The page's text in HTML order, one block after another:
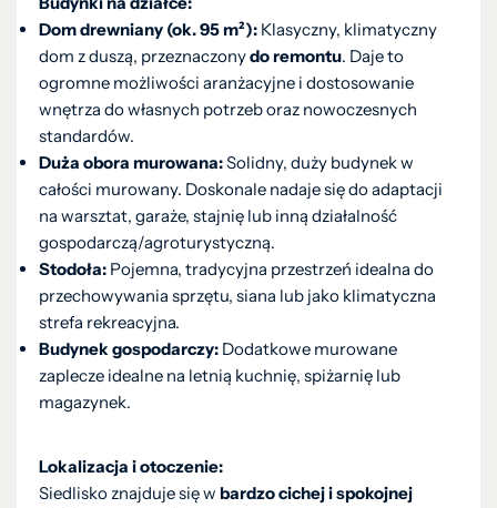
Dom drewniany (ok. 95 m²): Klasyczny, klimatyczny
dom z duszą, przeznaczonydo remontu. Daje to
ogromne możliwości aranżacyjne i dostosowanie
wnętrza do własnych potrzeb oraz nowoczesnych
standardów.
Duża obora murowana:Solidny, duży budynek w
całości murowany. Doskonale nadaje się do adaptacji
na warsztat, garaże, stajnię lub inną działalność
gospodarczą/agroturystyczną.
Stodoła: Pojemna, tradycyjna przestrzeń idealna do
przechowywania sprzętu, siana lub jako klimatyczna
strefa rekreacyjna.
Budynek gospodarczy: Dodatkowe murowane
zaplecze idealne na letnią kuchnię, spiżarnię lub
magazynek.
Lokalizacja i otoczenie:
Siedlisko znajduje się w bardzo cichej i spokojnej